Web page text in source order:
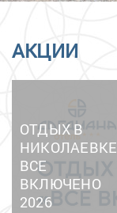
АКЦИИ
ОТДЫХ В
НИКОЛАЕВКЕ
ВСЕ
ВКЛЮЧЕНО
2026